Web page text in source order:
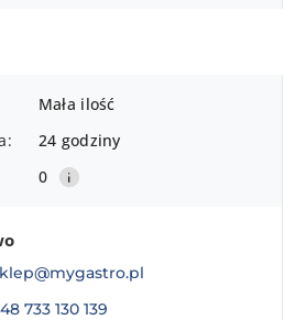
Mała ilość
24 godziny
0
733 130 139